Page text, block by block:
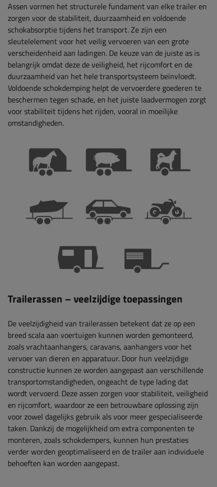
Assen vormen het structurele fundament van elke trailer en
zorgen voor de stabiliteit, duurzaamheid en voldoende
schokabsorptie tijdens het transport. Ze zijn een
sleutelelement voor het veilig vervoeren van een grote
verscheidenheid aan ladingen. De keuze van de juiste as is
belangrijk omdat deze de veiligheid, het rijcomfort en de
duurzaamheid van het hele transportsysteem beïnvloedt.
Voldoende schokdemping helpt de vervoerdere goederen te
beschermen tegen schade, en het juiste laadvermogen zorgt
voor stabiliteit tijdens het rijden, vooral in moeilijke
omstandigheden.
Trailerassen – veelzijdige toepassingen
De veelzijdigheid van trailerassen betekent dat ze op een
breed scala aan voertuigen kunnen worden gemonteerd,
zoals vrachtaanhangers, caravans, aanhangers voor het
vervoer van dieren en apparatuur. Door hun veelzijdige
constructie kunnen ze worden aangepast aan verschillende
transportomstandigheden, ongeacht de type lading dat
wordt vervoerd. Deze assen zorgen voor stabiliteit, veiligheid
en rijcomfort, waardoor ze een betrouwbare oplossing zijn
voor zowel dagelijks gebruik als voor meer gespecialiseerde
taken. Dankzij de mogelijkheid om extra componenten te
monteren, zoals schokdempers, kunnen hun prestaties
verder worden geoptimaliseerd en de trailer aan individuele
behoeften kan worden aangepast.